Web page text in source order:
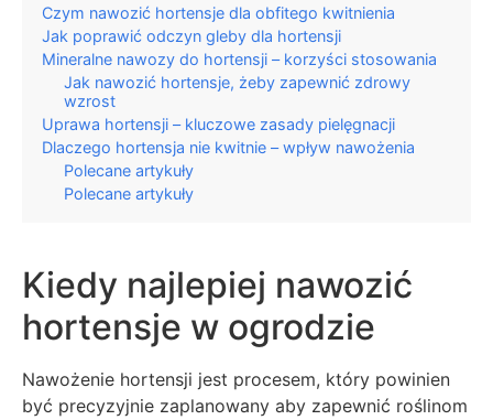
Czym nawozić hortensje dla obfitego kwitnienia
Jak poprawić odczyn gleby dla hortensji
Mineralne nawozy do hortensji – korzyści stosowania
Jak nawozić hortensje, żeby zapewnić zdrowy
wzrost
Uprawa hortensji – kluczowe zasady pielęgnacji
Dlaczego hortensja nie kwitnie – wpływ nawożenia
Polecane artykuły
Polecane artykuły
Kiedy najlepiej nawozić
hortensje w ogrodzie
Nawożenie hortensji jest procesem, który powinien
być precyzyjnie zaplanowany aby zapewnić roślinom